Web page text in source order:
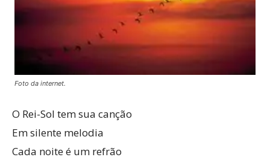
Foto da internet.
O Rei-Sol tem sua canção
Em silente melodia
Cada noite é um refrão